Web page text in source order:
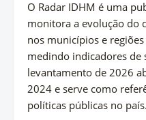
O Radar IDHM é uma
monitora a evolução do
nos municípios e
medindo indicadores de
levantamento de 2026
2024 e serve como
políticas públicas no país.